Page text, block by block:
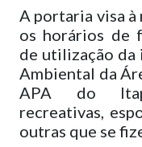
A portaria visa
os horários de
de utilização da
Ambiental da
APA do
recreativas,
outras que se